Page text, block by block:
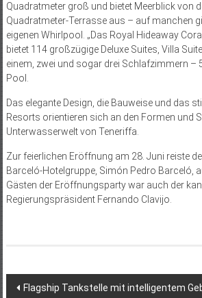
Quadratmeter groß und bietet Meerblick von
Quadratmeter-Terrasse aus – auf manchen
eigenen Whirlpool. „Das Royal Hideaway
bietet 114 großzügige Deluxe Suites, Villa
einem, zwei und sogar drei Schlafzimmern –
Pool.
Das elegante Design, die Bauweise und das
Resorts orientieren sich an den Formen und
Unterwasserwelt von Teneriffa.
Zur feierlichen Eröffnung am 28. Juni reiste
Barceló-Hotelgruppe, Simón Pedro Barceló,
Gästen der Eröffnungsparty war auch der
Regierungspräsident Fernando Clavijo.
Beitragsnavigation
Flagship Tankstelle mit intelligentem